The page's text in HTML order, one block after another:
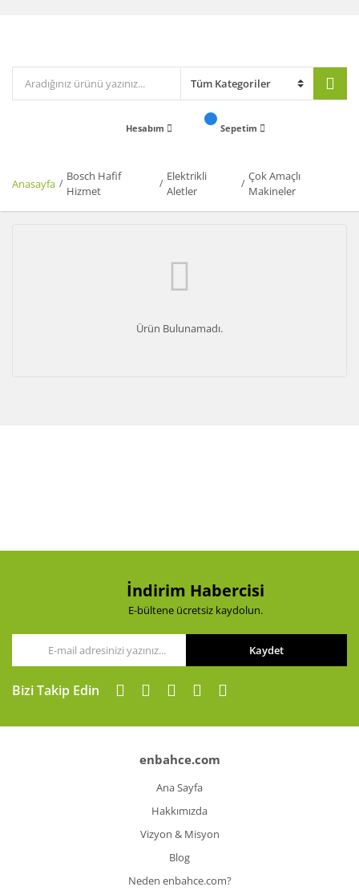
Hesabım Sepetim
Anasayfa
Bosch Hafif
Hizmet
Elektrikli
Aletler
Çok Amaçlı
Makineler
Ürün Bulunamadı.
İndirim Habercisi
E-bültene ücretsiz kaydolun.
Kaydet
Bizi Takip Edin
enbahce.com
Ana Sayfa
Hakkımızda
Vizyon & Misyon
Blog
Neden enbahce.com?